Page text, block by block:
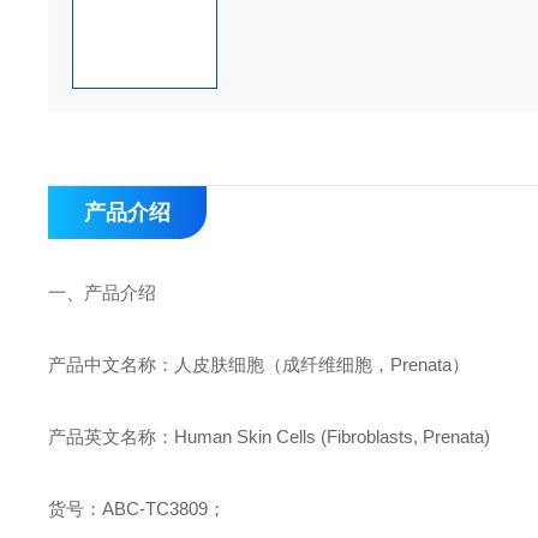
产品介绍
一、 产品介绍
产品中文名称： 人皮肤细胞（成纤维细胞， Prenata）
产品英文名称： Human Skin Cells (Fibroblasts, Prenata)
货号：ABC-TC3809 ；